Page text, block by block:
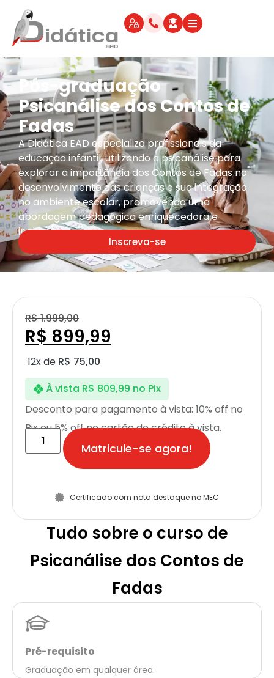
Pós-graduação
Psicanálise dos Contos de
Fadas
A Didática EAD especializa profissionais da
educação infantil, utilizando a psicanálise para
explorar a importância dos Contos de Fadas no
desenvolvimento das crianças e sua integração
no ambiente escolar, promovendo uma
abordagem pedagógica enriquecedora e
inclusiva.
Inscreva-se
Tudo sobre o curso de
Psicanálise dos Contos de
Fadas
Pré-requisito
Graduação em qualquer área.
R$1.999,00
R$ 899,99
12x de R$ 75,00
À vista R$ 809,99 no Pix
Desconto para pagamento à vista: 10% off no
Pix ou 5% off no cartão de crédito à vista.
Matricule-se agora!
Certificado com nota destaque no MEC